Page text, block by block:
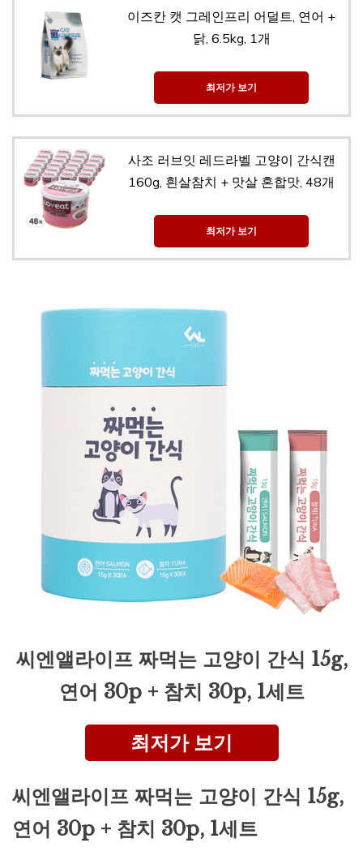
이즈칸 캣 그레인프리 어덜트, 연어 +
닭, 6.5kg, 1개
최저가 보기
사조 러브잇 레드라벨 고양이 간식캔
160g, 흰살참치 + 맛살 혼합맛, 48개
최저가 보기
씨엔앨라이프 짜먹는 고양이 간식 15g,
연어 30p + 참치 30p, 1세트
최저가 보기
씨엔앨라이프 짜먹는 고양이 간식 15g,
연어 30p + 참치 30p, 1세트